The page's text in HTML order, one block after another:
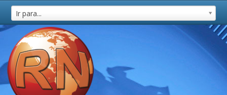
Ir para...